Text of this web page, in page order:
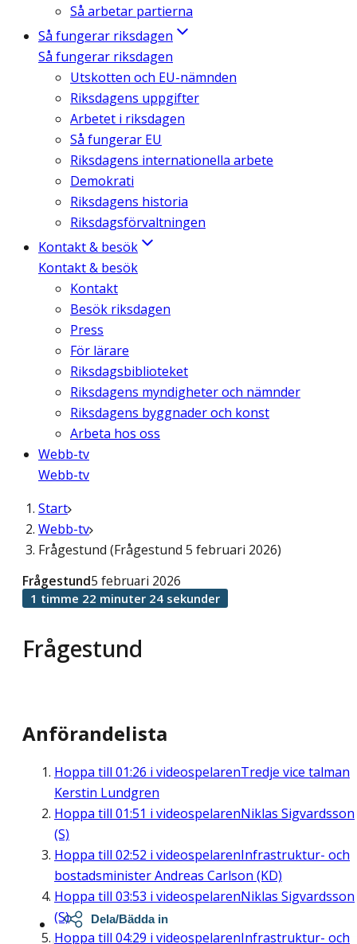
Så arbetar partierna
Så fungerar riksdagen
Så fungerar riksdagen
Utskotten och EU-nämnden
Riksdagens uppgifter
Arbetet i riksdagen
Så fungerar EU
Riksdagens internationella arbete
Demokrati
Riksdagens historia
Riksdagsförvaltningen
Kontakt & besök
Kontakt & besök
Kontakt
Besök riksdagen
Press
För lärare
Riksdagsbiblioteket
Riksdagens myndigheter och nämnder
Riksdagens byggnader och konst
Arbeta hos oss
Webb-tv
Webb-tv
Start
Webb-tv
Frågestund (Frågestund 5 februari 2026)
Frågestund
Frågestund5 februari 2026
1 timme 22 minuter 24 sekunder
Anförandelista
Hoppa till 01:26 i videospelarenTredje vice talman
Kerstin Lundgren
Hoppa till 01:51 i videospelarenNiklas Sigvardsson
(S)
Hoppa till 02:52 i videospelarenInfrastruktur- och
bostadsminister Andreas Carlson (KD)
Hoppa till 03:53 i videospelarenNiklas Sigvardsson
(S)
Hoppa till 04:29 i videospelarenInfrastruktur- och
Dela/Bädda in